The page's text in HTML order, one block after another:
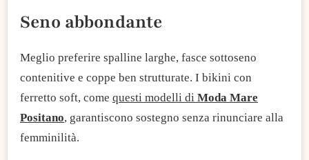
Seno abbondante
Meglio preferire spalline larghe, fasce sottoseno
contenitive e coppe ben strutturate. I bikini con
ferretto soft, come questi modelli di Moda Mare
Positano, garantiscono sostegno senza rinunciare alla
femminilità.